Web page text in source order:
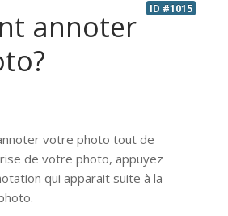
ID #1015
annoter
votre photo tout de
de votre photo, appuyez
qui apparait suite à la